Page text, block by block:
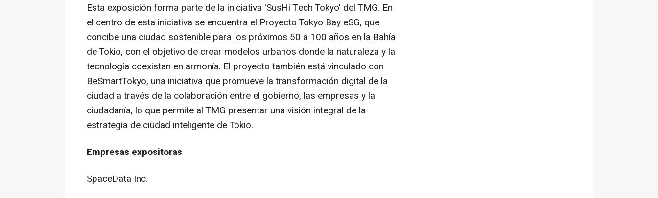
Esta exposición forma parte de la iniciativa 'SusHi Tech Tokyo' del TMG. En
el centro de esta iniciativa se encuentra el Proyecto Tokyo Bay eSG, que
concibe una ciudad sostenible para los próximos 50 a 100 años en la Bahía
deTokio, con el objetivo de crear modelos urbanos donde la naturaleza y la
tecnología coexistan en armonía. El proyecto también está vinculado con
BeSmartTokyo, una iniciativa que promueve la transformación digital de la
ciudad a través de la colaboración entre el gobierno, las empresas y la
ciudadanía, lo que permite al TMG presentar una visión integral de la
estrategia de ciudad inteligente deTokio.
Empresas expositoras
SpaceData Inc.